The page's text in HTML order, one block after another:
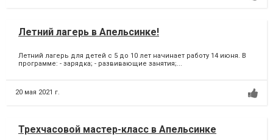
Летний лагерь в Апельсинке!
Летний лагерь для детей с 5 до 10 лет начинает работу 14 июня. В
программе: - зарядка; - развивающие занятия;...
20 мая 2021 г.
Трехчасовой мастер-класс в Апельсинке